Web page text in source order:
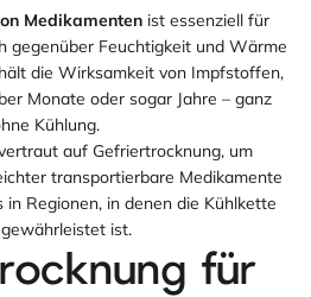
Medikamenten ist essenziell für
gegenüber Feuchtigkeit und Wärme
die Wirksamkeit von Impfstoffen,
Monate oder sogar Jahre – ganz
Kühlung.
auf Gefriertrocknung, um
transportierbare Medikamente
in Regionen, in denen die Kühlkette
ist.
für